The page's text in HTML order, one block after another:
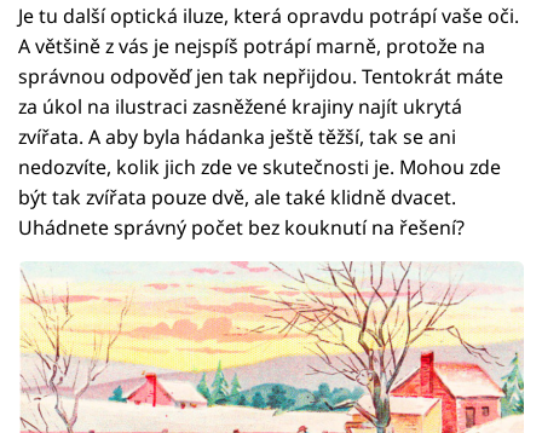
Je tu další optická iluze, která opravdu potrápí vaše oči.
A většině z vás je nejspíš potrápí marně, protože na
správnou odpověď jen tak nepřijdou. Tentokrát máte
za úkol na ilustraci zasněžené krajiny najít ukrytá
zvířata. A aby byla hádanka ještě těžší, tak se ani
nedozvíte, kolik jich zde ve skutečnosti je. Mohou zde
být tak zvířata pouze dvě, ale také klidně dvacet.
Uhádnete správný počet bez kouknutí na řešení?